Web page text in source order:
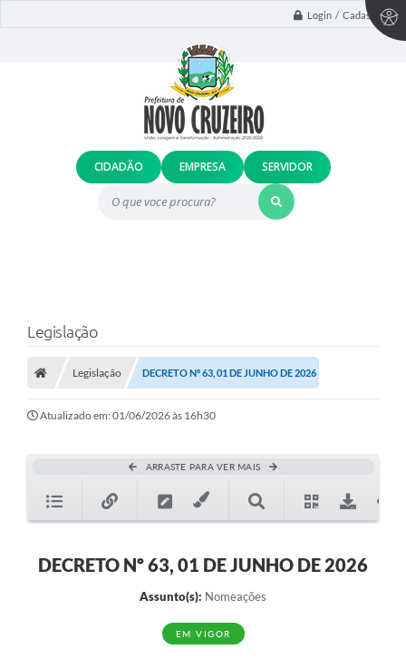
Login / Cadastro
O que voce procura?
CIDADÃO EMPRESA SERVIDOR
Legislação
Legislação DECRETO Nº 63, 01 DE JUNHO DE 2026
Atualizado em: 01/06/2026 às 16h30
ARRASTE PARA VER MAIS
DECRETO Nº 63, 01 DE JUNHO DE 2026
Assunto(s): Nomeações
EM VIGOR